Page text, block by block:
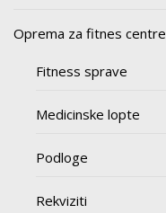
Oprema za fitnes centre
Fitness sprave
Medicinske lopte
Podloge
Rekviziti